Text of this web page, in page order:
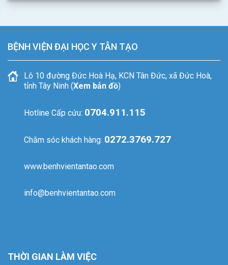
BỆNH VIỆN ĐẠI HỌC Y TÂN TẠO
Lô 10 đường Đức Hoà Hạ, KCN Tân Đức, xã Đức Hoà,
tỉnh Tây Ninh (Xem bản đồ)
Hotline Cấp cứu: 0704.911.115
Chăm sóc khách hàng: 0272.3769.727
www.benhvientantao.com
info@benhvientantao.com
THỜI GIAN LÀM VIỆC